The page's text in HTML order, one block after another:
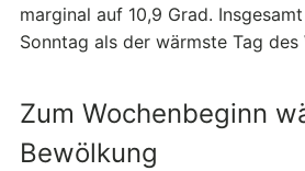
marginal auf 10,9 Grad.
Sonntag als der wärmste Tag des
Zum Wochenbeginn
Bewölkung